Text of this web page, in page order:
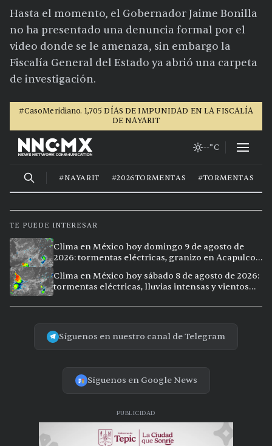
Hasta el momento, el Gobernador Jaime Bonilla
no ha presentado una denuncia formal por el
video donde se le amenaza, sin embargo la
Fiscalía General del Estado ya abrió una carpeta
de investigación.
TE PUEDE INTERESAR
Clima en México hoy domingo 9 de agosto de
2026: tormentas eléctricas, granizo en Acapulco y
Clima en México hoy sábado 8 de agosto de 2026:
tormentas eléctricas, lluvias intensas y vientos
Síguenos en nuestro canal de Telegram
Síguenos en Google News
PUBLICIDAD